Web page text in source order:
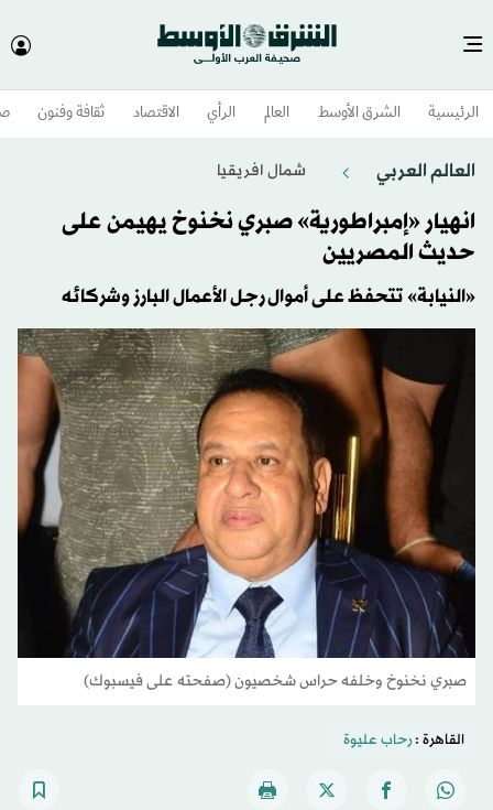
الرئيسية الشرق الأوسط​ العالم الرأي الاقتصاد ثقافة وفنون
العالم العربي شمال افريقيا
انهيار «إمبراطورية» صبري نخنوخ يهيمن على
حديث المصريين
«النيابة» تتحفظ على أموال رجل الأعمال البارز وشركائه
صبري نخنوخ وخلفه حراس شخصيون (صفحته على فيسبوك)
القاهرة :رحاب عليوة